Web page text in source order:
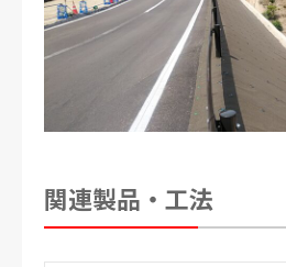
関連製品・工法